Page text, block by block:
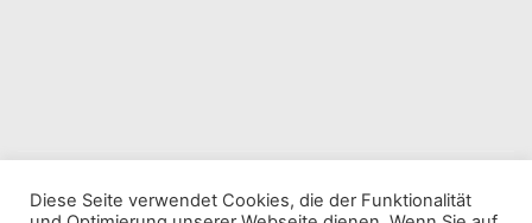
Diese Seite verwendet Cookies, die der Funktionalität